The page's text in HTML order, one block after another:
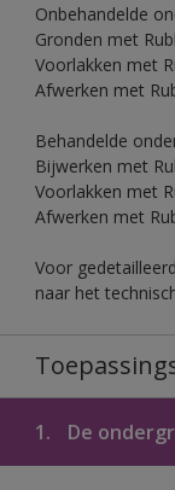
Onbehandelde
Gronden met
Voorlakken met
Afwerken met
Behandelde
Bijwerken met
Voorlakken met
Afwerken met
Voor
naar het
1. De